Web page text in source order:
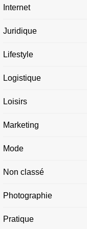
Internet
Juridique
Lifestyle
Logistique
Loisirs
Marketing
Mode
Non classé
Photographie
Pratique